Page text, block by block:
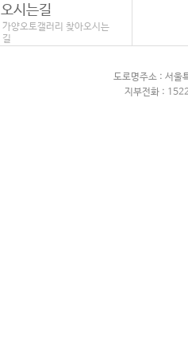
도로명주소 : 서울
지부전화 :
오시는길
가양오토갤러리 찾아오시는
길